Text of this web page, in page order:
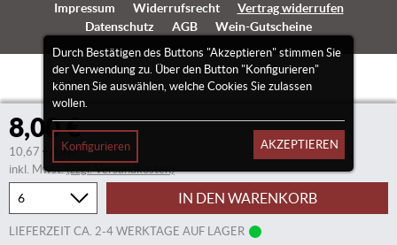
8,00 €
10,67 €/Liter
inkl. Mwst.(zzgl. Versandkosten)
IN DEN WARENKORB
LIEFERZEIT CA. 2-4 WERKTAGE AUF LAGER
Durch Bestätigen des Buttons "Akzeptieren" stimmen Sie
der Verwendung zu. Über den Button "Konfigurieren"
können Sie auswählen, welche Cookies Sie zulassen
wollen.
Konfigurieren AKZEPTIEREN
Impressum Widerrufsrecht
Vertrag widerrufen
Datenschutz
AGB Wein-Gutscheine